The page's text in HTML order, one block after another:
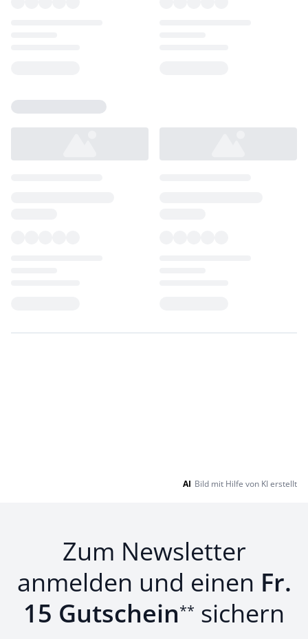
AI Bild mit Hilfe von KI erstellt
Zum Newsletter
anmelden und einen Fr.
15 Gutschein** sichern